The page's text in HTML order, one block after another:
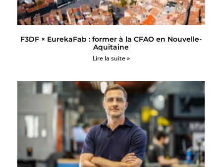
F3DF × EurekaFab : former à la CFAO en Nouvelle-
Aquitaine
Lire la suite »